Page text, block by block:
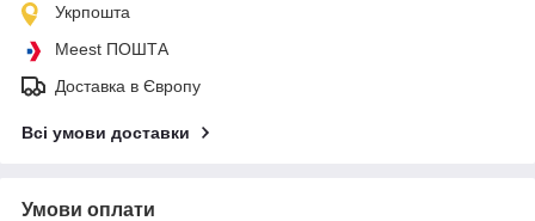
Укрпошта
Meest ПОШТА
Доставка в Європу
Всі умови доставки
Умови оплати